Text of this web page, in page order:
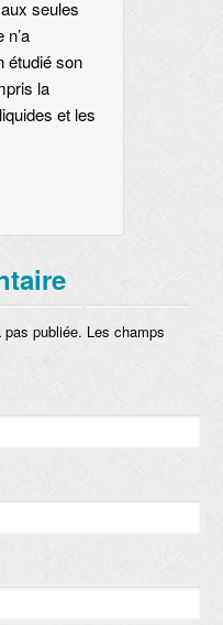
seules
étudié son
la
et les
publiée. Les champs